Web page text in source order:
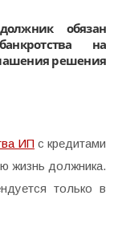
обязан
на
решения
ИП с кредитами
жизнь должника.
только в